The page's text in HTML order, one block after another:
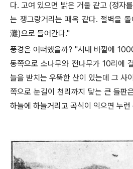
다. 고여 있으면 밝은 거울 같고 (정자를
는 쟁그랑거리는 패옥 같다.절벽을
灘)으로 들어간다."
풍경은 어떠했을까? "시내 바깥에
동쪽으로 소나무와 전나무가 10리에
늘을 받치는 우뚝한 산이 있는데 그 사
쪽으로 눈길이 천리까지 닿는 큰 들판
하늘에 하늘거리고 곡식이 익으면 누